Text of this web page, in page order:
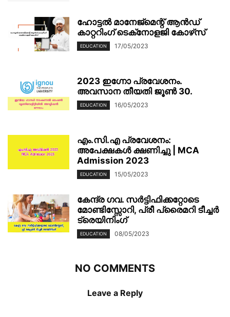
ഹോട്ടൽ മാനേജ്‌മെന്റ് ആൻഡ്
കാറ്ററിംഗ് ടെക്‌നോളജി കോഴ്‌സ്
EDUCATION 17/05/2023
2023 ഇഗ്നോ പ്രവേശനം.
അവസാന തീയതി ജൂൺ 30.
EDUCATION 16/05/2023
എം.സി.എ പ്രവേശനം:
അപേക്ഷകൾ ക്ഷണിച്ചു | MCA
Admission 2023
EDUCATION 15/05/2023
കേന്ദ്ര ഗവ. സർട്ടിഫിക്കറ്റോടെ
മോണ്ടിസ്സോറി, പ്രീ പ്രൈമറി ടീച്ചർ
ട്രെയിനിംഗ്
EDUCATION 08/05/2023
NO COMMENTS
Leave a Reply